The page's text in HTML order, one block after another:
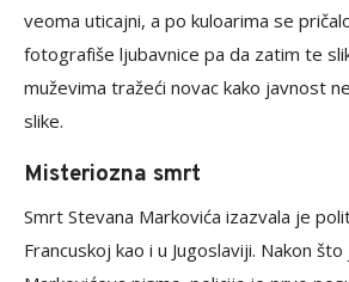
veoma uticajni, a po kuloarima se
fotografiše ljubavnice pa da zatim te
muževima tražeći novac kako javnost
slike.
Misteriozna smrt
Smrt Stevana Markovića izazvala je
Francuskoj kao i u Jugoslaviji. Nakon